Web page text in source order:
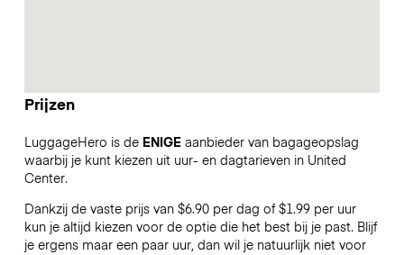
Prijzen
LuggageHero is de ENIGEaanbieder van bagageopslag
waarbij je kunt kiezen uit uur- en dagtarieven in United
Center.
Dankzij de vaste prijs van $6.90 per dag of $1.99 per uur
kun je altijd kiezen voor de optie die het best bij je past. Blijf
je ergens maar een paar uur, dan wil je natuurlijk niet voor